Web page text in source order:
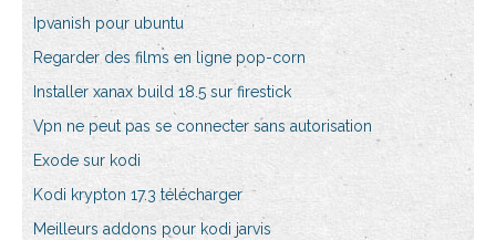
Ipvanish pour ubuntu
Regarder des films en ligne pop-corn
Installer xanax build 18.5 sur firestick
Vpn ne peut pas se connecter sans autorisation
Exode sur kodi
Kodi krypton 17.3 télécharger
Meilleurs addons pour kodi jarvis